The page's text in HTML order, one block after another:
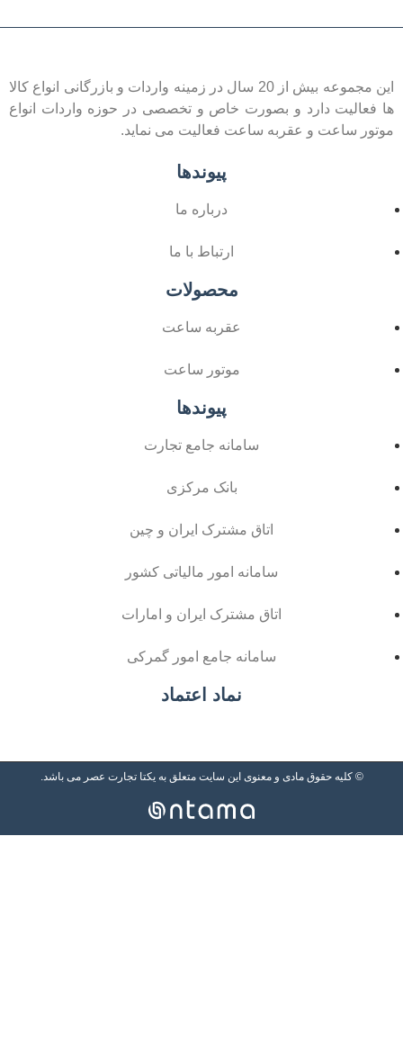
این مجموعه بیش از 20 سال در زمینه واردات و بازرگانی انواع کالا
دارد و بصورت خاص و تخصصی در حوزه واردات انواع
و عقربه ساعت فعالیت می نماید.
ارتباط با ما
محصولات
عقربه ساعت
موتور ساعت
سامانه جامع تجارت
بانک مرکزی
اتاق مشترک ایران و چین
سامانه امور مالیاتی کشور
اتاق مشترک ایران و امارات
سامانه جامع امور گمرکی
نماد اعتماد
حقوق مادی و معنوی این سایت متعلق به یکتا تجارت عصر می باشد.